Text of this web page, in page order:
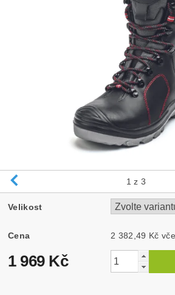
1 z 3
Velikost
Cena 2
1 969 Kč